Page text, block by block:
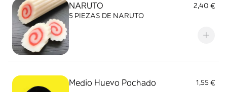
NARUTO
2,40 €
5 PIEZAS DE NARUTO
Medio Huevo Pochado 1,55 €